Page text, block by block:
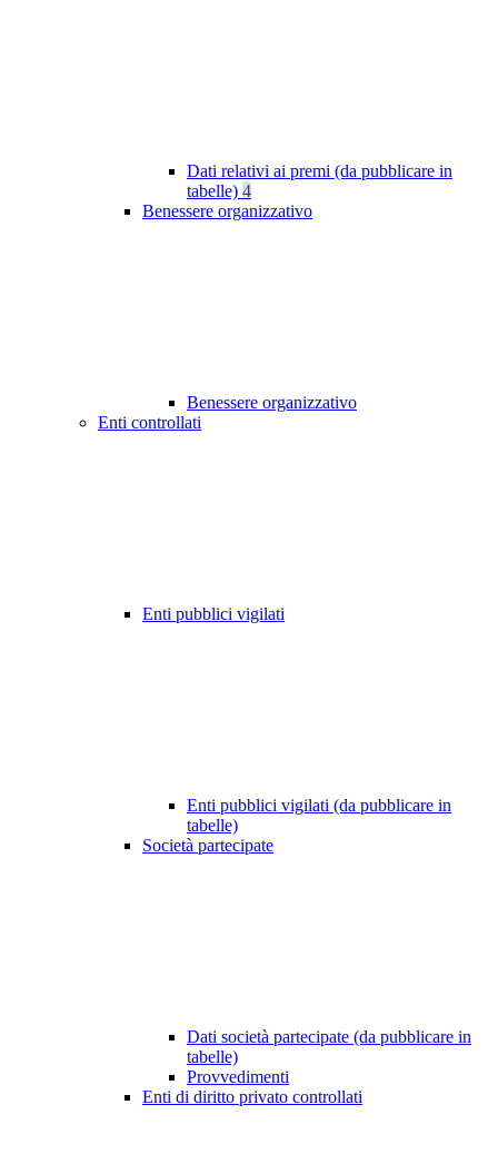
Dati relativi ai premi (da pubblicare in
tabelle) 4
Benessere organizzativo
Benessere organizzativo
Enti controllati
Enti pubblici vigilati
Enti pubblici vigilati (da pubblicare in
tabelle)
Società partecipate
Dati società partecipate (da pubblicare in
tabelle)
Provvedimenti
Enti di diritto privato controllati